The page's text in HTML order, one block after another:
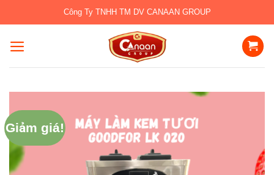
qua
nội
Công Ty TNHH TM DV CANAAN GROUP
Giảm giá!